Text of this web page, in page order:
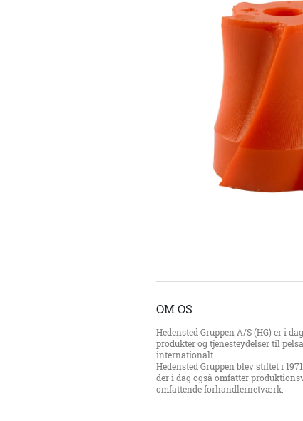
OM OS
Hedensted Gruppen A/S (HG) er i
produkter og tjenesteydelser til
internationalt.
Hedensted Gruppen blev stiftet i
der i dag også omfatter
omfattende forhandlernetværk.